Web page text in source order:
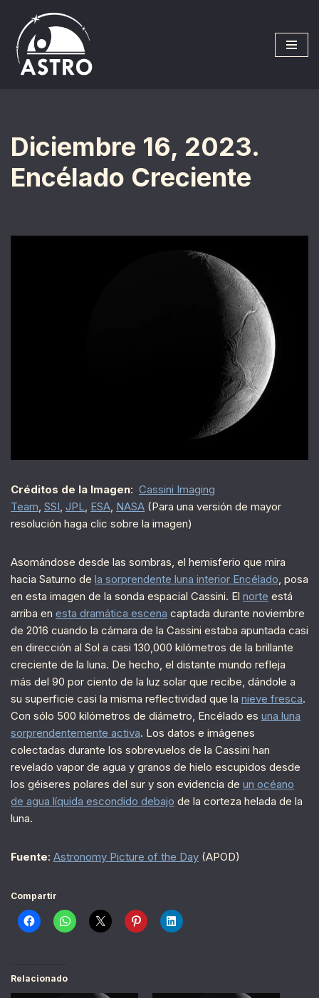
Saltar
al
contenido
Diciembre 16, 2023.
Encélado Creciente
Créditos de la Imagen: Cassini Imaging
Team SSI JPL ESA NASA (Para una versión de mayor
resolución haga clic sobre la imagen)
Asomándose desde las sombras, el hemisferio que mira
hacia Saturno de la sorprendente luna interior Encélado , posa
en esta imagen de la sonda espacial Cassini. El norte está
arriba en esta dramática escena captada durante noviembre
de 2016 cuando la cámara de la Cassini estaba apuntada casi
en dirección al Sol a casi 130,000 kilómetros de la brillante
creciente de la luna. De hecho, el distante mundo refleja
más del 90 por ciento de la luz solar que recibe, dándole a
su superficie casi la misma reflectividad que la nieve fresca.
Con sólo 500 kilómetros de diámetro, Encélado es una luna
sorprendentemente activa. Los datos e imágenes
colectadas durante los sobrevuelos de la Cassini han
revelado vapor de agua y granos de hielo escupidos desde
los géiseres polares del sur y son evidencia de un océano
de agua líquida escondido debajo de la corteza helada de la
luna.
Fuente: Astronomy Picture of the Day (APOD)
Compartir
Relacionado